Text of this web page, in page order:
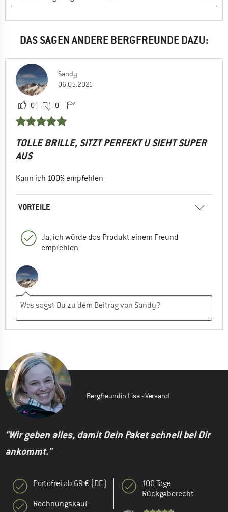
DAS SAGEN ANDERE BERGFREUNDE DAZU:
Sandy
06.05.2021
0 0
TOLLE BRILLE, SITZT PERFEKT U SIEHT SUPER
AUS
Kann ich 100% empfehlen
VORTEILE
Ja, ich würde das Produkt einem Freund
empfehlen
Bergfreundin Lisa - Versand
"Wir geben alles, damit Dein Paket schnell bei Dir
ankommt."
Portofrei ab 69 € (DE)
Rechnungskauf
100 Tage
Rückgaberecht